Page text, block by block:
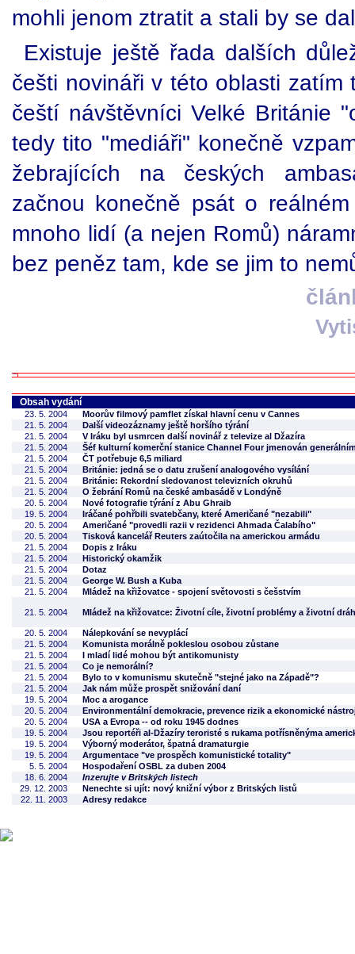
mohli jenom ztratit a stali by se
Existuje ještě řada dalších
češti novináři v této oblasti
čeští návštěvníci Velké Británie
tedy tito "mediáři" konečně
žebrajících na českých
začnou konečně psát o
mnoho lidí (a nejen Romů)
bez peněz tam, kde se jim to
Obsah vydání
23. 5. 2004
Moorův filmový pamflet získal hlavní cenu v Cannes
21. 5. 2004
Další videozáznamy ještě horšího týrání
21. 5. 2004
V Iráku byl usmrcen další novinář z televize al Džazíra
21. 5. 2004
Šéf kulturní komerční stanice Channel Four jmenován
21. 5. 2004
ČT potřebuje 6,5 miliard
21. 5. 2004
Británie: jedná se o datu zrušení analogového vysílání
21. 5. 2004
Británie: Rekordní sledovanost televizních okruhů
21. 5. 2004
O žebrání Romů na české ambasádě v Londýně
20. 5. 2004
Nové fotografie týrání z Abu Ghraib
19. 5. 2004
Iráčané pohřbili svatebčany, které Američané "nezabili"
20. 5. 2004
Američané "provedli razii v rezidenci Ahmada Čalabího"
20. 5. 2004
Tisková kancelář Reuters zaútočila na americkou armádu
21. 5. 2004
Dopis z Iráku
21. 5. 2004
Historický okamžik
21. 5. 2004
Dotaz
21. 5. 2004
George W. Bush a Kuba
21. 5. 2004
Mládež na křižovatce - spojení světovosti s češstvím
21. 5. 2004 Mládež na křižovatce: Životní cíle, životní problémy a životní
20. 5. 2004
Nálepkování se nevyplácí
21. 5. 2004
Komunista morálně pokleslou osobou zůstane
21. 5. 2004
I mladí lidé mohou být antikomunisty
21. 5. 2004
Co je nemorální?
21. 5. 2004
Bylo to v komunismu skutečně "stejné jako na Západě"?
21. 5. 2004
Jak nám může prospět snižování daní
19. 5. 2004
Moc a arogance
20. 5. 2004
Environmentální demokracie, prevence rizik a ekonomické
20. 5. 2004
USA a Evropa -- od roku 1945 dodnes
19. 5. 2004
Jsou reportéři al-Džazíry teroristé s rukama potřísněnýma
19. 5. 2004
Výborný moderátor, špatná dramaturgie
19. 5. 2004
Argumentace "ve prospěch komunistické totality"
5. 5. 2004
Hospodaření OSBL za duben 2004
18. 6. 2004
Inzerujte v Britských listech
29. 12. 2003
Nenechte si ujít: nový knižní výbor z Britských listů
22. 11. 2003
Adresy redakce